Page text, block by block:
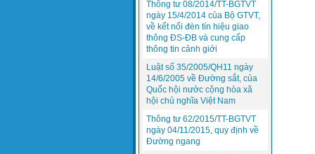
Thông tư 08/2014/TT-BGTVT
ngày 15/4/2014 của Bộ GTVT,
về kết nối đèn tín hiệu giao
thông ĐS-ĐB và cung cấp
thông tin cảnh giới
Luật số 35/2005/QH11 ngày
14/6/2005 về Đường sắt, của
Quốc hội nước cộng hòa xã
hội chủ nghĩa Việt Nam
Thông tư 62/2015/TT-BGTVT
ngày 04/11/2015, quy định về
Đường ngang